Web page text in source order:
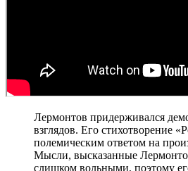
Лермонтов придерживался
взглядов. Его стихотворение
полемическим ответом на
Мысли, высказанные
слишком вольными, поэтому